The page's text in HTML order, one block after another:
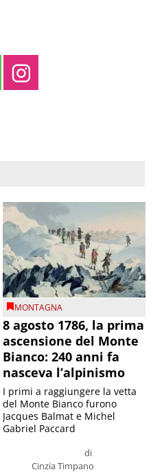
MONTAGNA
8 agosto 1786, la prima
ascensione del Monte
Bianco: 240 anni fa
nasceva l’alpinismo
di
Cinzia Timpano
I primi a raggiungere la vetta
del Monte Bianco furono
Jacques Balmat e Michel
Gabriel Paccard